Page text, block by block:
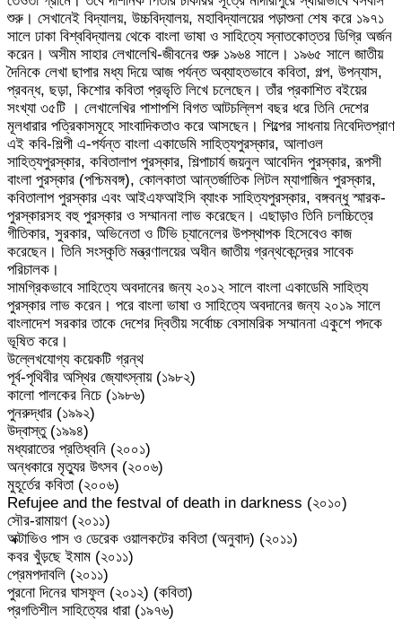
শুরু। সেখানেই বিদ্যালয়, উচ্চবিদ্যালয়, মহাবিদ্যালয়ের পড়াশুনা শেষ করে ১৯৭১
সালে ঢাকা বিশ্ববিদ্যালয় থেকে বাংলা ভাষা ও সাহিত্যে স্নাতকোত্তর ডিগ্রি অর্জন
করেন। অসীম সাহার লেখালেখি-জীবনের শুরু ১৯৬৪ সালে। ১৯৬৫ সালে জাতীয়
দৈনিকে লেখা ছাপার মধ্য দিয়ে আজ পর্যন্ত অব্যাহতভাবে কবিতা, গল্প, উপন্যাস,
প্রবন্ধ, ছড়া, কিশাের কবিতা প্রভৃতি লিখে চলেছেন। তাঁর প্রকাশিত বইয়ের
সংখ্যা ৩৫টি । লেখালেখির পাশাপশি বিগত আটচল্লিশ বছর ধরে তিনি দেশের
মূলধারার পত্রিকাসমূহে সাংবাদিকতাও করে আসছেন। শিল্পের সাধনায় নিবেদিতপ্রাণ
এই কবি-শিল্পী এ-পর্যন্ত বাংলা একাডেমি সাহিত্যপুরস্কার, আলাওল
সাহিত্যপুরস্কার, কবিতালাপ পুরস্কার, শিল্পাচার্য জয়নুল আবেদিন পুরস্কার, রূপসী
বাংলা পুরস্কার (পশ্চিমবঙ্গ), কোলকাতা আন্তর্জাতিক লিটল ম্যাগাজিন পুরস্কার,
কবিতালাপ পুরস্কার এবং আইএফআইসি ব্যাংক সাহিত্যপুরস্কার, বঙ্গবন্ধু স্মারক-
পুরস্কারসহ বহু পুরস্কার ও সম্মাননা লাভ করেছেন। এছাড়াও তিনি চলচ্চিত্রে
গীতিকার, সুরকার, অভিনেতা ও টিভি চ্যানেলের উপস্থাপক হিসেবেও কাজ
করেছেন। তিনি সংস্কৃতি মন্ত্রণালয়ের অধীন জাতীয় গ্রন্থকেন্দ্রের সাবেক
পরিচালক।
সামগ্রিকভাবে সাহিত্যে অবদানের জন্য ২০১২ সালে বাংলা একাডেমি সাহিত্য
পুরস্কার লাভ করেন। পরে বাংলা ভাষা ও সাহিত্যে অবদানের জন্য ২০১৯ সালে
বাংলাদেশ সরকার তাকে দেশের দ্বিতীয় সর্বোচ্চ বেসামরিক সম্মাননা একুশে পদকে
ভূষিত করে।
উল্লেখযোগ্য কয়েকটি গ্রন্থ
পূর্ব-পৃথিবীর অস্থির জ্যোৎস্নায় (১৯৮২)
কালো পালকের নিচে (১৯৮৬)
পুনরুদ্ধার (১৯৯২)
উদ্বাস্তু (১৯৯৪)
মধ্যরাতের প্রতিধ্বনি (২০০১)
অন্ধকারে মৃত্যুর উৎসব (২০০৬)
মুহূর্তের কবিতা (২০০৬)
Refujee and the festval of death in darkness (২০১০)
সৌর-রামায়ণ (২০১১)
অক্টাভিও পাস ও ডেরেক ওয়ালকটের কবিতা (অনুবাদ) (২০১১)
কবর খুঁড়ছে ইমাম (২০১১)
প্রেমপদাবলি (২০১১)
পুরনো দিনের ঘাসফুল (২০১২) (কবিতা)
প্রগতিশীল সাহিত্যের ধারা (১৯৭৬)